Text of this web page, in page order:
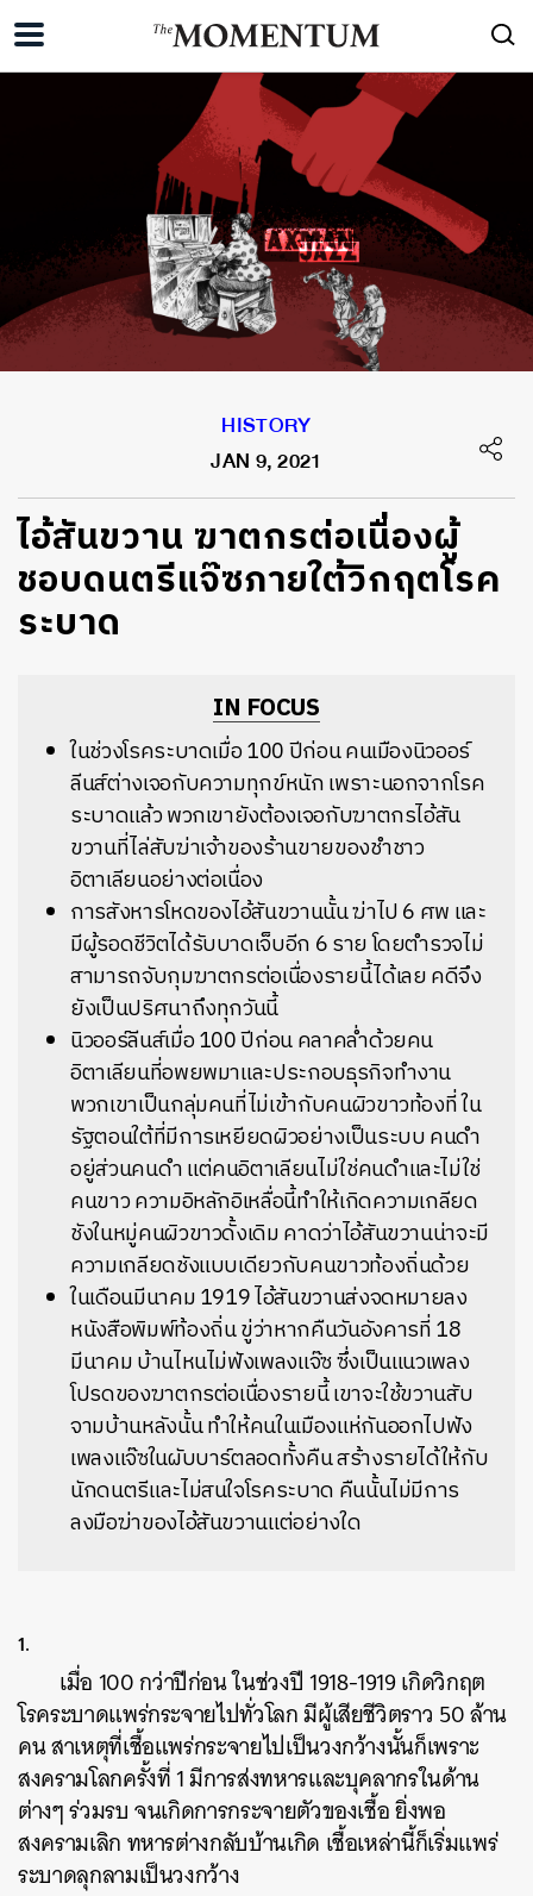
HISTORY
JAN 9, 2021
ไอ้สันขวาน ฆาตกรต่อเนื่องผู้
ชอบดนตรีแจ๊ซภายใต้วิกฤตโรค
ระบาด
IN FOCUS
ในช่วงโรคระบาดเมื่อ 100 ปีก่อน คนเมืองนิวออร์
ลีนส์ต่างเจอกับความทุกข์หนัก เพราะนอกจากโรค
ระบาดแล้ว พวกเขายังต้องเจอกับฆาตกรไอ้สัน
ขวานที่ไล่สับฆ่าเจ้าของร้านขายของชำชาว
อิตาเลียนอย่างต่อเนื่อง
การสังหารโหดของไอ้สันขวานนั้น ฆ่าไป 6 ศพ และ
มีผู้รอดชีวิตได้รับบาดเจ็บอีก 6 ราย โดยตำรวจไม่
สามารถจับกุมฆาตกรต่อเนื่องรายนี้ได้เลย คดีจึง
ยังเป็นปริศนาถึงทุกวันนี้
นิวออร์ลีนส์เมื่อ 100 ปีก่อน คลาคล่ำด้วยคน
อิตาเลียนที่อพยพมาและประกอบธุรกิจทำงาน
พวกเขาเป็นกลุ่มคนที่ไม่เข้ากับคนผิวขาวท้องที่ ใน
รัฐตอนใต้ที่มีการเหยียดผิวอย่างเป็นระบบ คนดำ
อยู่ส่วนคนดำ แต่คนอิตาเลียนไม่ใช่คนดำและไม่ใช่
คนขาว ความอิหลักอิเหลื่อนี้ทำให้เกิดความเกลียด
ชังในหมู่คนผิวขาวดั้งเดิม คาดว่าไอ้สันขวานน่าจะมี
ความเกลียดชังแบบเดียวกับคนขาวท้องถิ่นด้วย
ในเดือนมีนาคม 1919 ไอ้สันขวานส่งจดหมายลง
หนังสือพิมพ์ท้องถิ่น ขู่ว่าหากคืนวันอังคารที่ 18
มีนาคม บ้านไหนไม่ฟังเพลงแจ๊ซ ซึ่งเป็นแนวเพลง
โปรดของฆาตกรต่อเนื่องรายนี้ เขาจะใช้ขวานสับ
จามบ้านหลังนั้น ทำให้คนในเมืองแห่กันออกไปฟัง
เพลงแจ๊ซในผับบาร์ตลอดทั้งคืน สร้างรายได้ให้กับ
นักดนตรีและไม่สนใจโรคระบาด คืนนั้นไม่มีการ
ลงมือฆ่าของไอ้สันขวานแต่อย่างใด
1.
เมื่อ 100 กว่าปีก่อน ในช่วงปี 1918-1919 เกิดวิกฤต
โรคระบาดแพร่กระจายไปทั่วโลก มีผู้เสียชีวิตราว 50 ล้าน
คน สาเหตุที่เชื้อแพร่กระจายไปเป็นวงกว้างนั้นก็เพราะ
สงครามโลกครั้งที่ 1 มีการส่งทหารและบุคลากรในด้าน
ต่างๆ ร่วมรบ จนเกิดการกระจายตัวของเชื้อ ยิ่งพอ
สงครามเลิก ทหารต่างกลับบ้านเกิด เชื้อเหล่านี้ก็เริ่มแพร่
ระบาดลุกลามเป็นวงกว้าง